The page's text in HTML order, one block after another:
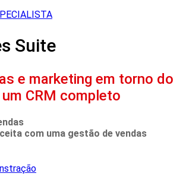
Suite
e marketing em torno do
CRM completo
com uma gestão de vendas